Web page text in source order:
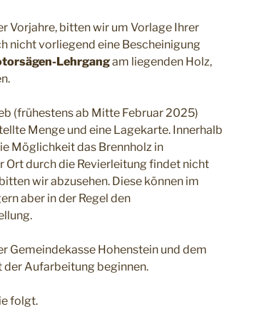
Vorjahre, bitten wir um Vorlage Ihrer
nicht vorliegend eine Bescheinigung
Lehrgangam liegenden Holz,
(frühestens ab Mitte Februar 2025)
Menge und eine Lagekarte. Innerhalb
Möglichkeit das Brennholz in
Ort durch die Revierleitung findet nicht
wir abzusehen. Diese können im
aber in der Regel den
Gemeindekasse Hohenstein und dem
der Aufarbeitung beginnen.
folgt.